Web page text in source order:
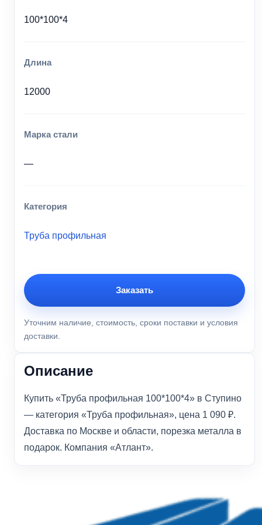
100*100*4
Длина
12000
Марка стали
—
Категория
Труба профильная
Заказать
Уточним наличие, стоимость, сроки поставки и условия
доставки.
Описание
Купить «Труба профильная 100*100*4» в Ступино
— категория «Труба профильная», цена 1 090 ₽.
Доставка по Москве и области, порезка металла в
подарок. Компания «Атлант».